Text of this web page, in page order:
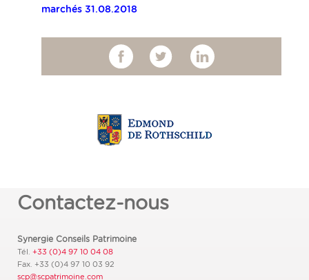
marchés 31.08.2018
Contactez-nous
Synergie Conseils Patrimoine
Tél. +33 (0)4 97 10 04 08
Fax. +33 (0)4 97 10 03 92
scp@scpatrimoine.com